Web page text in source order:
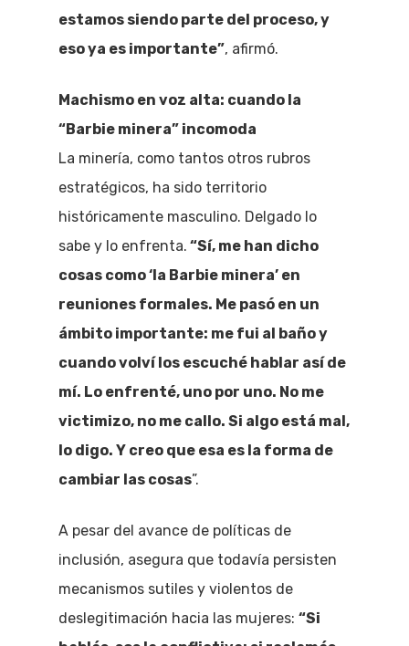
estamos siendo parte del proceso, y
eso ya es importante”, afirmó.
Machismo en voz alta: cuando la
“Barbie minera” incomoda
La minería, como tantos otros rubros
estratégicos, ha sido territorio
históricamente masculino. Delgado lo
sabe y lo enfrenta. “Sí, me han dicho
cosas como ‘la Barbie minera’ en
reuniones formales. Me pasó en un
ámbito importante: me fui al baño y
cuando volví los escuché hablar así de
mí. Lo enfrenté, uno por uno. No me
victimizo, no me callo. Si algo está mal,
lo digo. Y creo que esa es la forma de
cambiar las cosas”.
A pesar del avance de políticas de
inclusión, asegura que todavía persisten
mecanismos sutiles y violentos de
deslegitimación hacia las mujeres: “Si